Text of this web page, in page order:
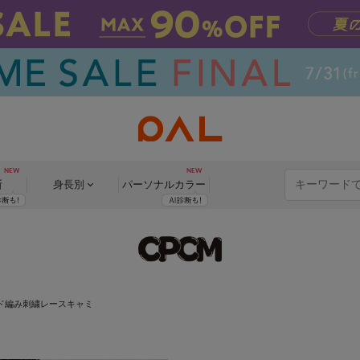
身長別 パーソナルカラー
編み刺繍レースキャミ